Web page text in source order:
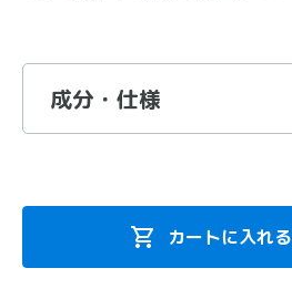
成分・仕様
カートに入れる